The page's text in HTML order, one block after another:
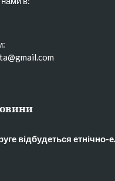
відбудеться